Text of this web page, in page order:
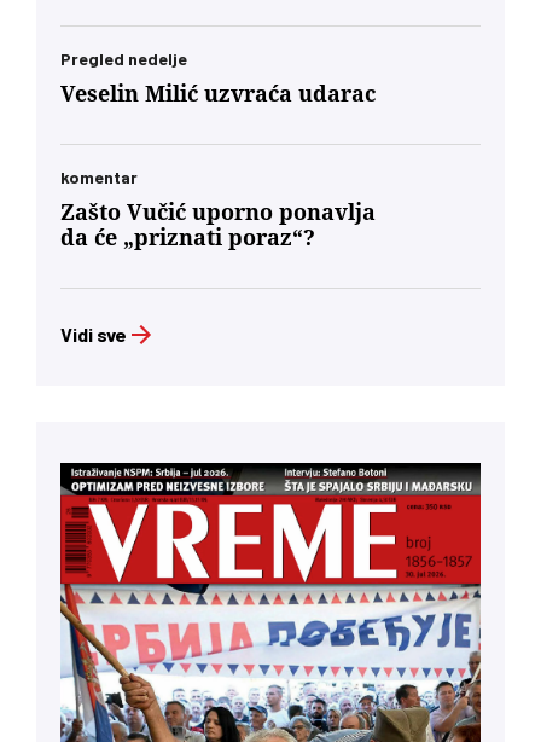
Pregled nedelje
Veselin Milić uzvraća udarac
komentar
Zašto Vučić uporno ponavlja
da će „priznati poraz“?
Vidi sve